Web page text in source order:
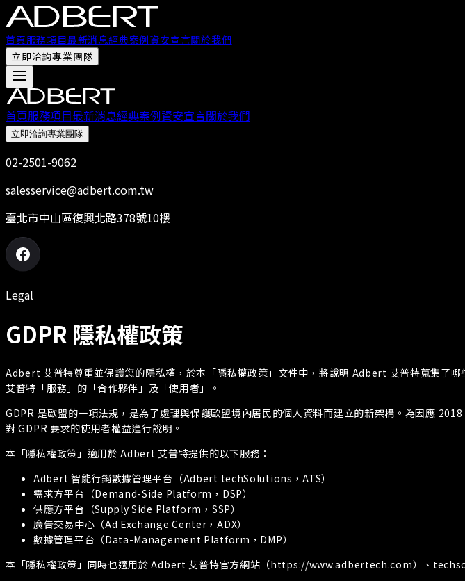
首頁服務項目最新消息經典案例資安宣言關於我們
立即洽詢專業團隊
首頁服務項目最新消息經典案例資安宣言關於我們
立即洽詢專業團隊
02-2501-9062
salesservice@adbert.com.tw
臺北市中山區復興北路378號10樓
Legal
GDPR 隱私權政策
Adbert 艾普特尊重並保護您的隱私權，於本「隱私權政策」文件中，將說明 Adbert 艾普特蒐集了
艾普特「服務」的「合作夥伴」及「使用者」。
GDPR 是歐盟的一項法規，是為了處理與保護歐盟境內居民的個人資料而建立的新架構。為因應
對 GDPR 要求的使用者權益進行說明。
本「隱私權政策」適用於 Adbert 艾普特提供的以下服務：
Adbert 智能行銷數據管理平台（Adbert techSolutions，ATS）
需求方平台（Demand-Side Platform，DSP）
供應方平台（Supply Side Platform，SSP）
廣告交易中心（Ad Exchange Center，ADX）
數據管理平台（Data-Management Platform，DMP）
本「隱私權政策」同時也適用於 Adbert 艾普特官方網站（https://www.adbertech.com）、